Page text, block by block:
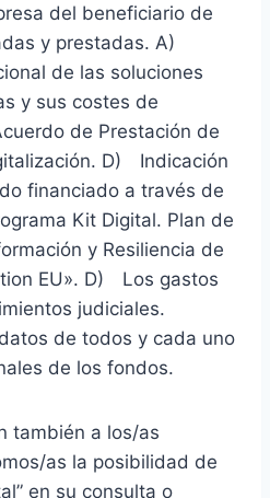
del beneficiario de
y prestadas. A)
de las soluciones
y sus costes de
de Prestación de
D) Indicación
financiado a través de
Kit Digital. Plan de
y Resiliencia de
EU». D) Los gastos
judiciales.
de todos y cada uno
de los fondos.
también a los/as
as la posibilidad de
en su consulta o